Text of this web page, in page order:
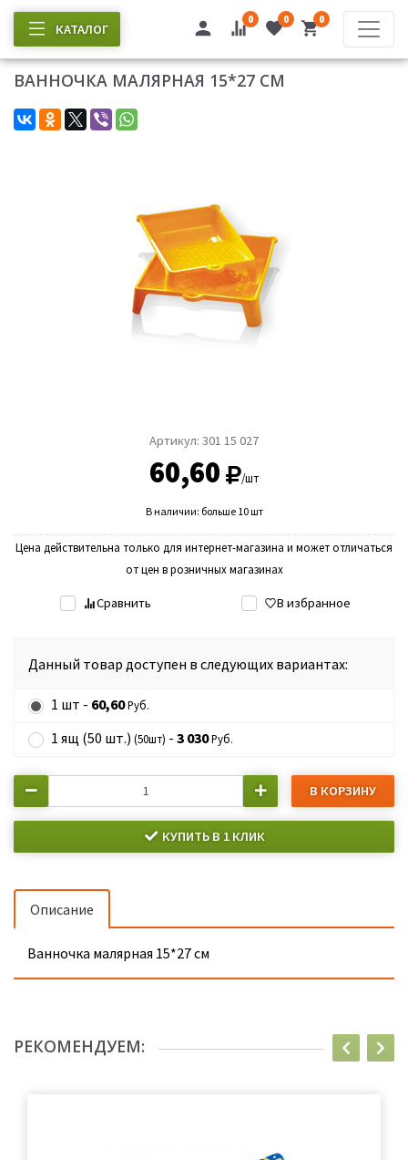
КАТАЛОГ
0 0 0
ВАННОЧКА МАЛЯРНАЯ 15*27 СМ
Артикул: 301 15 027
60,60 /шт
В наличии: больше 10 шт
Цена действительна только для интернет-магазина и может отличаться
от цен в розничных магазинах
Сравнить В избранное
Данный товар доступен в следующих вариантах:
1 шт - 60,60Руб.
1 ящ (50 шт.) (50шт) - 3 030Руб.
В КОРЗИНУ
КУПИТЬ В 1 КЛИК
Описание
Ванночка малярная 15*27 см
РЕКОМЕНДУЕМ: